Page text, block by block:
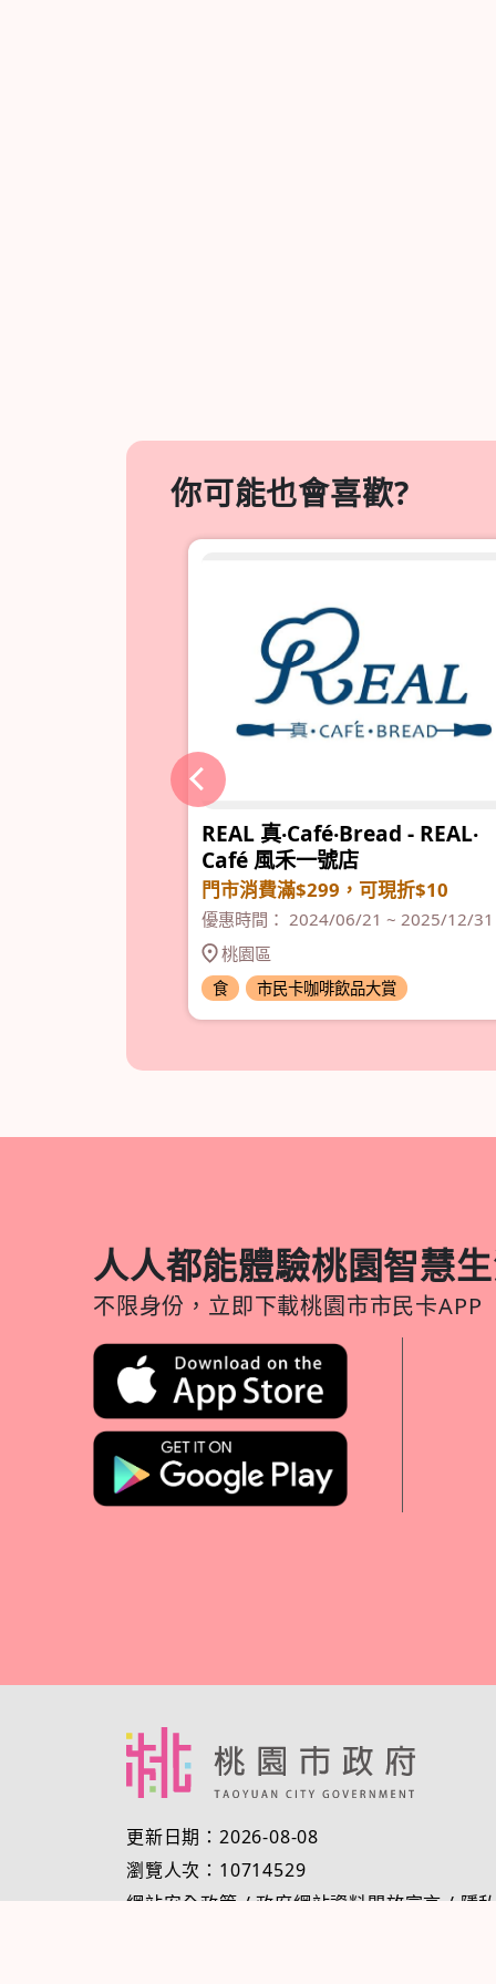
你可能也會喜歡?
REAL 真‧Café‧Bread - REAL‧
Café 風禾一號店
門市消費滿$299，可現折$10
優惠時間： 2024/06/21 ~ 2025/12/31
桃園區
食 市民卡咖啡飲品大賞
人人都能體驗桃園智慧
不限身份，立即下載桃園市市民卡APP
更新日期：2026-08-08
瀏覽人次：10714529
網站安全政策 /政府網站資料開放宣言 /隱